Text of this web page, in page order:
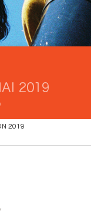
2019
2019